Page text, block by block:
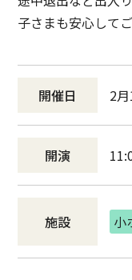
子さまも安心して
開催日 2
開演
施設 小